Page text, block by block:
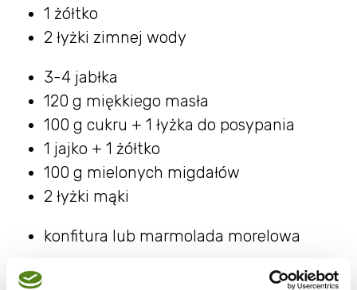
1 żółtko
2 łyżki zimnej wody
3-4 jabłka
120 g miękkiego masła
100 g cukru + 1 łyżka do posypania
1 jajko + 1 żółtko
100 g mielonych migdałów
2 łyżki mąki
konfitura lub marmolada morelowa